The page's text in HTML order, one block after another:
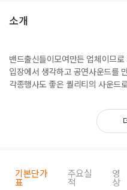
소개
밴드출신들이모여만든 업체이므
입장에서 생각하고 공연사운드를
각종행사도 좋은 퀄리티의 사운드
기본단가
표
주요실
적
영
상